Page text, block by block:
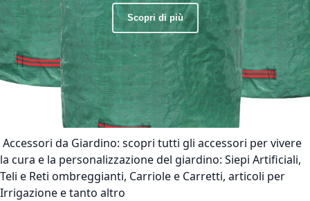
Scopri di più
Accessori da Giardino: scopri tutti gli accessori per vivere
la cura e la personalizzazione del giardino: Siepi Artificiali,
Teli e Reti ombreggianti, Carriole e Carretti, articoli per
Irrigazione e tanto altro